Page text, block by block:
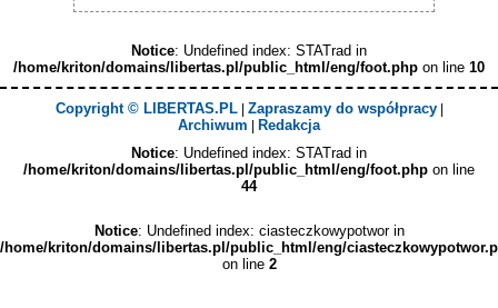
Notice: Undefined index: STATrad in
/home/kriton/domains/libertas.pl/public_html/eng/foot.php on line 10
Copyright © LIBERTAS.PL| Zapraszamy do współpracy|
Archiwum | Redakcja
Notice: Undefined index: STATrad in
/home/kriton/domains/libertas.pl/public_html/eng/foot.php on line
44
Notice: Undefined index: ciasteczkowypotwor in
/home/kriton/domains/libertas.pl/public_html/eng/
on line 2